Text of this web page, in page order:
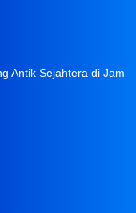
Antik Sejahtera di Jam